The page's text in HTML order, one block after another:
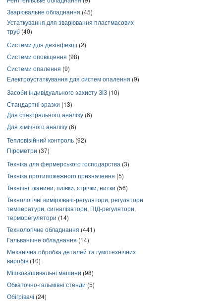
Зварювальне обладнання (45)
Устаткування для зварювання пластмасових
труб (40)
Системи для дезінфекції(2)
Системи оповіщення (98)
Системи опалення (9)
Електроустаткування для систем опалення (9)
Засоби індивідуального захисту ЗІЗ (10)
Стандартні зразки (13)
Для спектрального аналізу (6)
Для хімічного аналізу (6)
Тепловізійний контроль (92)
Пірометри (37)
Техніка для фермерського господарства (3)
Техніка протипожежного призначення (5)
Технічні тканини, плівки, стрічки, нитки (56)
Технологічні вимірювачі-регулятори, регулятори
температури, сигналізатори, ПІД-регулятори,
терморегулятори (14)
Технологічне обладнання (441)
Гальванічне обладнання (14)
Механічна обробка деталей та гумотехнічних
виробів (10)
Мішкозашивальні машини (98)
Обкаточно-гальмівні стенди (5)
Обігрівачі (24)